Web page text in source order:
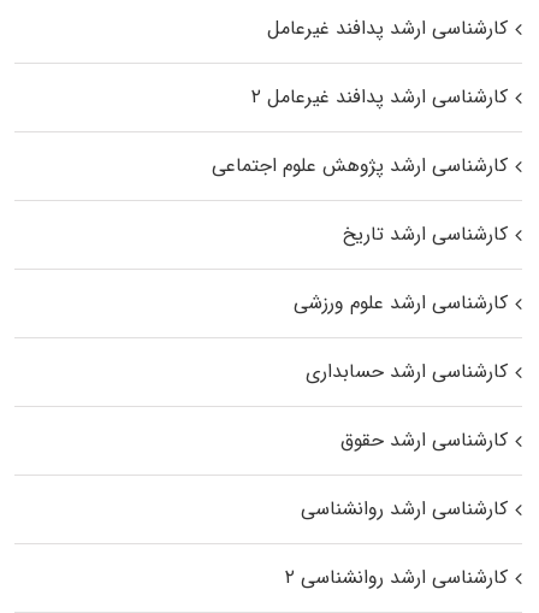
کارشناسی ارشد پدافند غیرعامل
کارشناسی ارشد پدافند غیرعامل ۲
کارشناسی ارشد پژوهش علوم اجتماعی
کارشناسی ارشد تاریخ
کارشناسی ارشد علوم ورزشی
کارشناسی ارشد حسابداری
کارشناسی ارشد حقوق
کارشناسی ارشد روانشناسی
کارشناسی ارشد روانشناسی ۲